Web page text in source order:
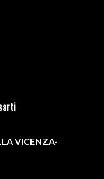
VICENZA-